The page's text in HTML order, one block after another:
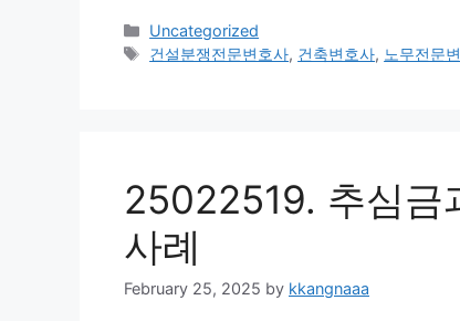
Categories
Uncategorized
Tags
건설분쟁전문변호사, 건축변호사, 노무전문
25022519. 추심금
사례
February 25, 2025 by kkangnaaa